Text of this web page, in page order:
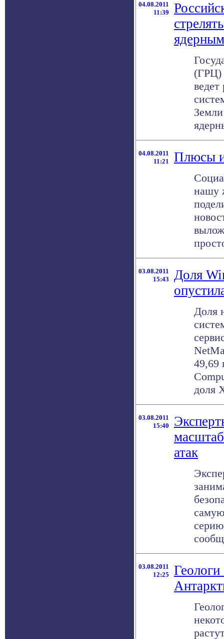
04.08.2011
11:39
(ГРЦ)
ведет
04.08.2011
11:21
Плюсы
нашу
03.08.2011
15:43
Доля
Доля
49,69
доля
03.08.2011
15:40
атак
03.08.2011
12:25